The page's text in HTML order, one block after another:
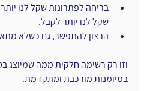
בריחה לפתרונות שקל לנו
שקל לנו יותר לקבל.
הרצון להתפשר, גם כשלא
וזו רק רשימה חלקית ממה שמיוצג
במיומנות מורכבת ומתקדמת.